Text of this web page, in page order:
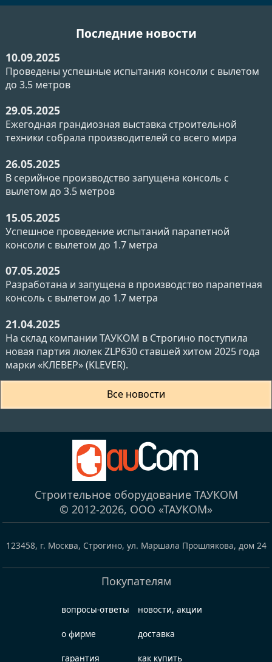
Последние новости
10.09.2025
Проведены успешные испытания консоли с вылетом
до 3.5 метров
29.05.2025
Ежегодная грандиозная выставка строительной
техники собрала производителей со всего мира
26.05.2025
В серийное производство запущена консоль с
вылетом до 3.5 метров
15.05.2025
Успешное проведение испытаний парапетной
консоли с вылетом до 1.7 метра
07.05.2025
Разработана и запущена в производство парапетная
консоль с вылетом до 1.7 метра
21.04.2025
На склад компании ТАУКОМ в Строгино поступила
новая партия люлек ZLP630 ставшей хитом 2025 года
марки «КЛЕВЕР» (KLEVER).
Все новости
Строительное оборудование ТАУКОМ
© 2012-2026, ООО «ТАУКОМ»
123458, г. Москва, Строгино, ул. Маршала Прошлякова, дом 24
Покупателям
вопросы-ответы
о фирме
гарантия
новости, акции
доставка
как купить